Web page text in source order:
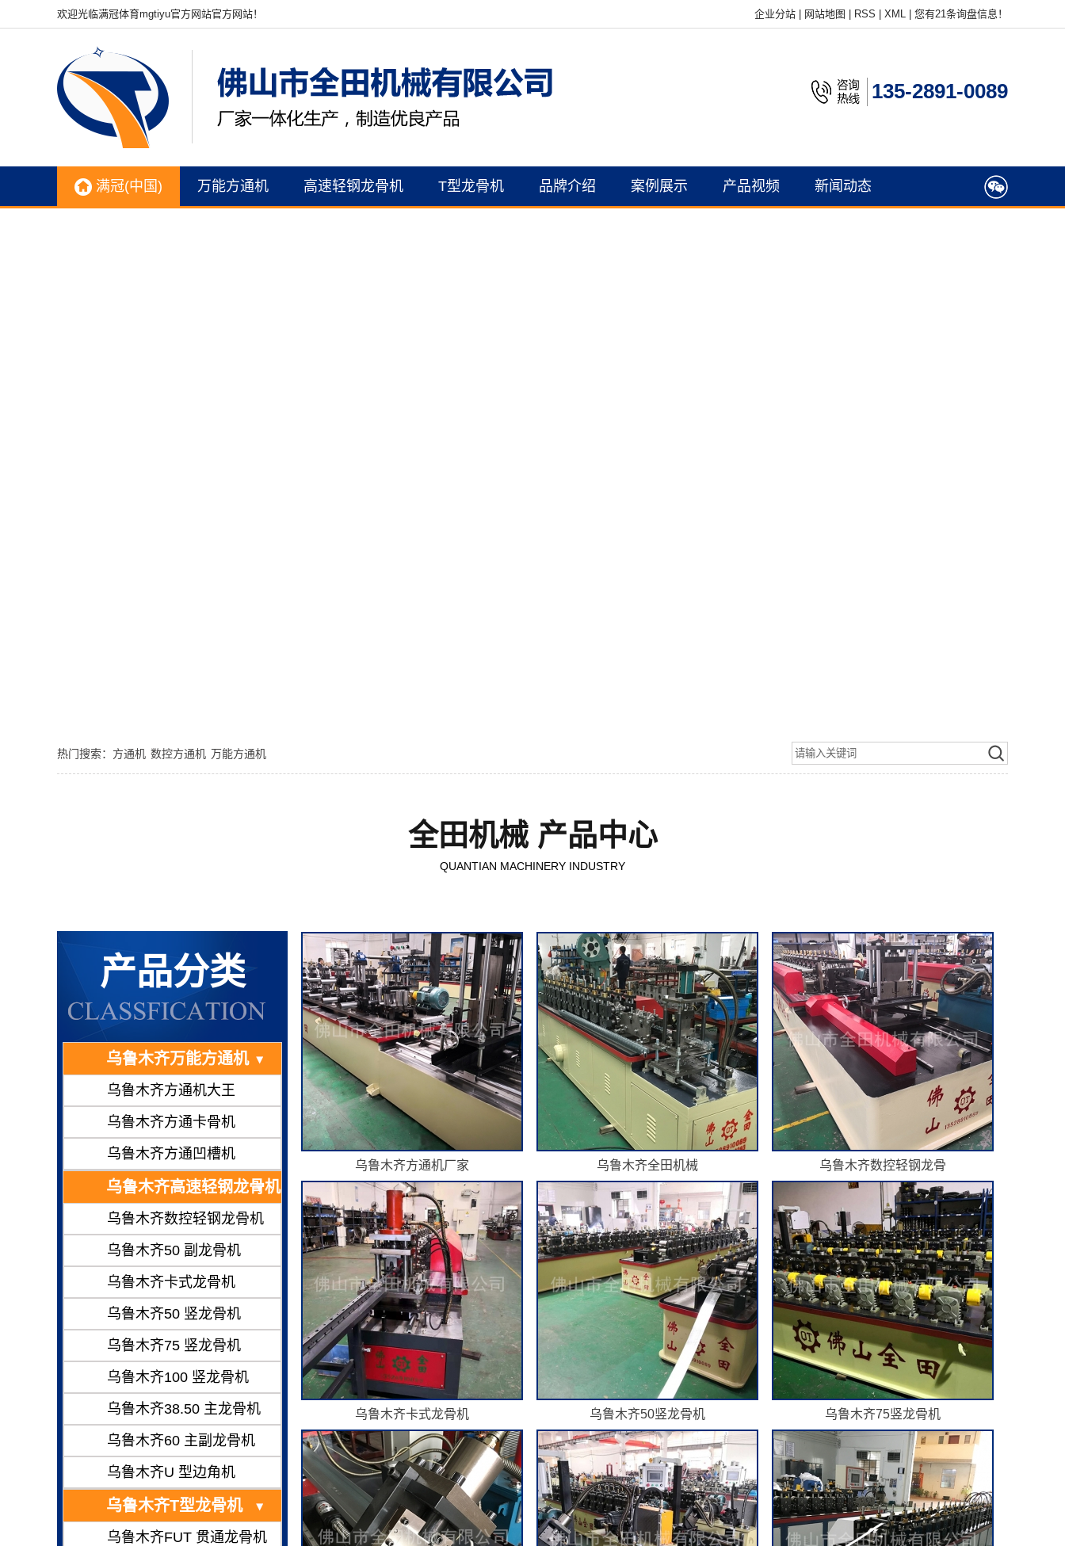
欢迎光临满冠体育mgtiyu官方网站官方网站！ 企业分站 网站地图 RSS XML 您有21条询盘信息！
135-2891-0089
满冠(中国) 万能方通机 高速轻钢龙骨机 T型龙骨机 品牌介绍 案例展示 产品视频 新闻动态
热门搜索： 方通机 数控方通机 万能方通机
全田机械 产品中心
QUANTIAN MACHINERY INDUSTRY
产品分类
乌鲁木齐万能方通机
乌鲁木齐方通机大王
乌鲁木齐方通卡骨机
乌鲁木齐方通凹槽机
乌鲁木齐高速轻钢龙骨机
乌鲁木齐数控轻钢龙骨机
乌鲁木齐50 副龙骨机
乌鲁木齐卡式龙骨机
乌鲁木齐50 竖龙骨机
乌鲁木齐75 竖龙骨机
乌鲁木齐100 竖龙骨机
乌鲁木齐38.50 主龙骨机
乌鲁木齐60 主副龙骨机
乌鲁木齐U 型边角机
乌鲁木齐T型龙骨机
乌鲁木齐FUT 贯通龙骨机
乌鲁木齐方通机厂家 乌鲁木齐全田机械 乌鲁木齐数控轻钢龙骨
乌鲁木齐卡式龙骨机 乌鲁木齐50竖龙骨机 乌鲁木齐75竖龙骨机